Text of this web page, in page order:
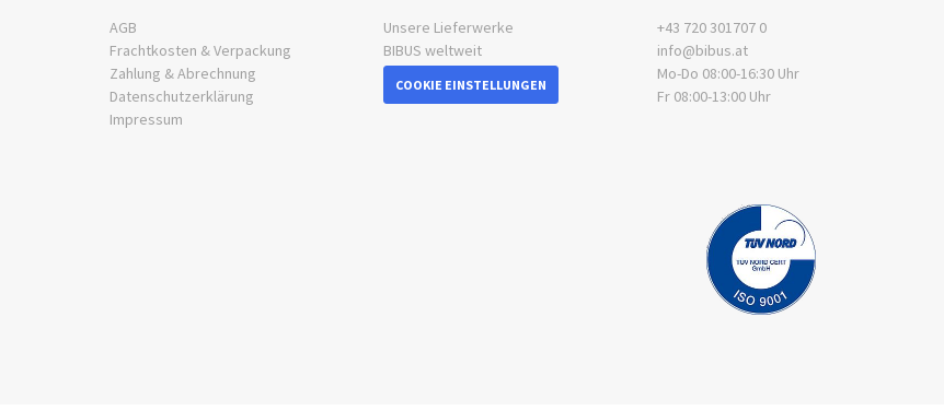
AGB
Frachtkosten & Verpackung
Zahlung & Abrechnung
Datenschutzerklärung
Impressum
Unsere Lieferwerke
BIBUS weltweit
COOKIE EINSTELLUNGEN
+43 720 301707 0
info@bibus.at
Mo-Do 08:00-16:30 Uhr
Fr 08:00-13:00 Uhr